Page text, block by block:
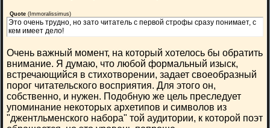
Quote ( Immoralissimus)
Это очень трудно, но зато читатель с первой строфы сразу понимает, с
кем имеет дело!
Очень важный момент, на который хотелось бы обратить
внимание. Я думаю, что любой формальный изыск,
встречающийся в стихотворении, задает своеобразный
порог читательского восприятия. Для этого он,
собственно, и нужен. Подобную же цель преследует
упоминание некоторых архетипов и символов из
"джентльменского набора" той аудитории, к которой поэт